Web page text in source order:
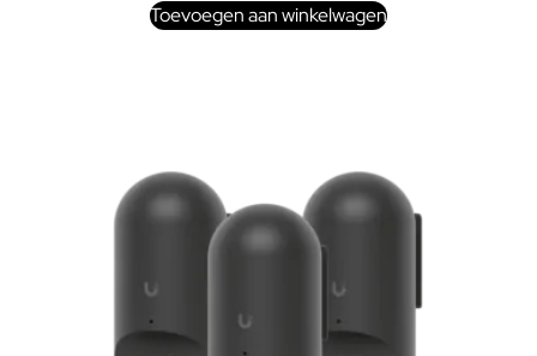
Toevoegen aan winkelwagen